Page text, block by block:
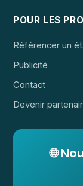
POUR LES
Référencer un
Publicité
Contact
Devenir
🌐